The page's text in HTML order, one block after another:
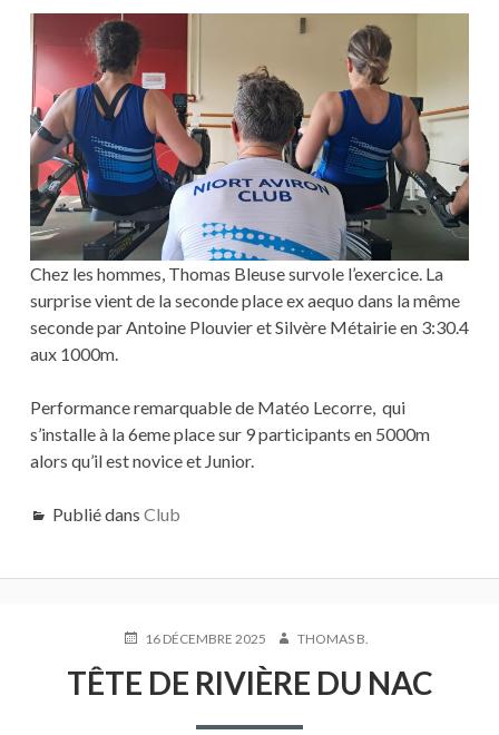
Chez les hommes, Thomas Bleuse survole l’exercice. La
surprise vient de la seconde place ex aequo dans la même
seconde par Antoine Plouvier et Silvère Métairie en 3:30.4
aux 1000m.
Performance remarquable de Matéo Lecorre, qui
s’installe à la 6eme place sur 9 participants en 5000m
alors qu’il est novice et Junior.
Publié dans Club
PUBLIÉ16 DÉCEMBRE 2025 AUTEUR
THOMAS B.
TÊTE DE RIVIÈRE DU NAC